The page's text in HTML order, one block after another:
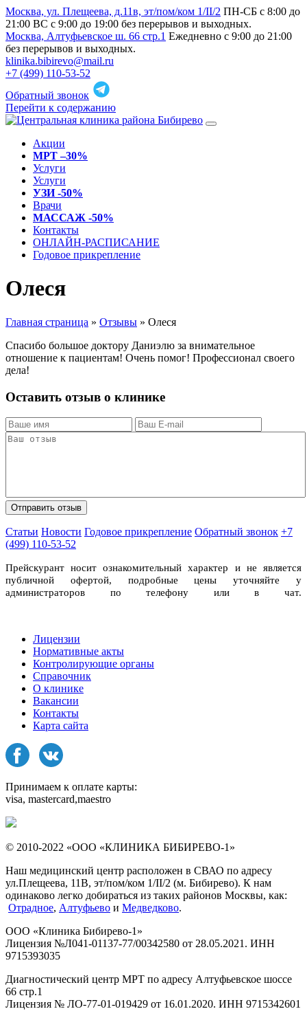
Москва, ул. Плещеева, д.11в, эт/пом/ком 1/II/2 ПН-СБ с 8:00 до
21:00 ВС с 9:00 до 19:00 без перерывов и выходных.
Москва, Алтуфьевское ш. 66 стр.1 Ежедневно с 9:00 до 21:00
без перерывов и выходных.
klinika.bibirevo@mail.ru
+7 (499) 110-53-52
Обратный звонок
Перейти к содержанию
Акции
МРТ –30%
Услуги
Услуги
УЗИ -50%
Врачи
МАССАЖ -50%
Контакты
ОНЛАЙН-РАСПИСАНИЕ
Годовое прикрепление
Олеся
Главная страница » Отзывы » Олеся
Спасибо большое доктору Даниэлю за внимательное
отношение к пациентам! Очень помог! Профессионал своего
дела!
Оставить отзыв о клинике
Статьи Новости Годовое прикрепление Обратный звонок +7
(499) 110-53-52
Прейскурант носит ознакомительный характер и не является
публичной офертой, подробные цены уточняйте у
администраторов по телефону или в чат.
Лицензии
Нормативные акты
Контролирующие органы
Справочник
О клинике
Вакансии
Контакты
Карта сайта
Принимаем к оплате карты:
visa, mastercard,maestro
© 2010-2022 «ООО «КЛИНИКА БИБИРЕВО-1»
Наш медицинский центр расположен в СВАО по адресу
ул.Плещеева, 11В, эт/пом/ком 1/II/2 (м. Бибирево). К нам
одинаково легко добираться из таких районов Москвы, как:
Отрадное, Алтуфьево и Медведково.
ООО «Клиника Бибирево-1»
Лицензия №Л041-01137-77/00342580 от 28.05.2021. ИНН
9715393035
Диагностический центр МРТ по адресу Алтуфьевское шоссе
66 стр.1
Лицензия № ЛО-77-01-019429 от 16.01.2020. ИНН 9715342601